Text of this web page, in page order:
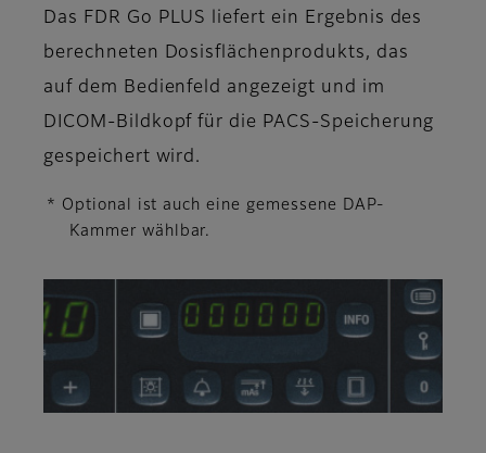
Das FDR Go PLUS liefert ein Ergebnis des
berechneten Dosisflächenprodukts, das
auf dem Bedienfeld angezeigt und im
DICOM-Bildkopf für die PACS-Speicherung
gespeichert wird.
* Optional ist auch eine gemessene DAP-
Kammer wählbar.